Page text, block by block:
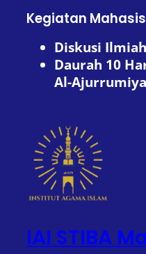
Kegiatan
Diskusi
Daurah 10
Al-
IAI STIBA